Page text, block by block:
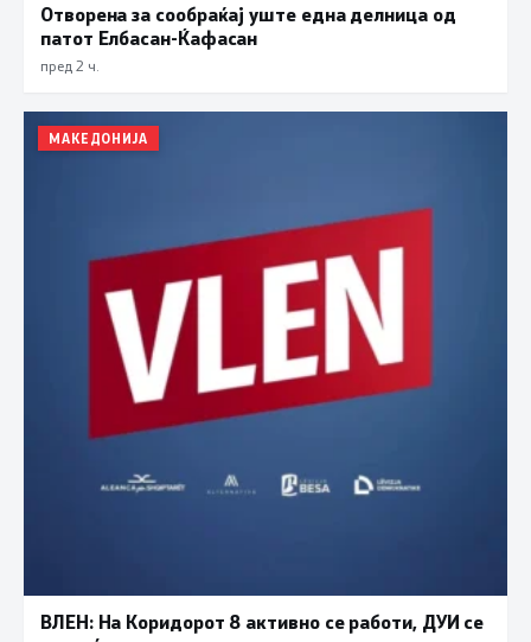
Отворена за сообраќај уште една делница од
патот Елбасан-Ќафасан
пред 2 ч.
МАКЕДОНИЈА
ВЛЕН: На Коридорот 8 активно се работи, ДУИ се